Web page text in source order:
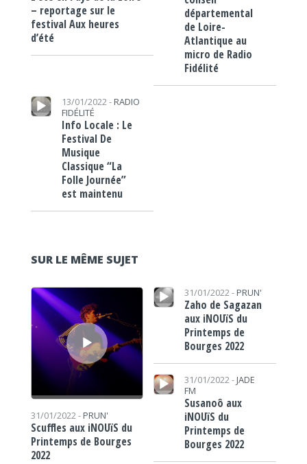
– reportage sur le
festival Aux heures
d’été
départemental
de Loire-
Atlantique au
micro de Radio
Fidélité
Lecteur audio
13/01/2022 - RADIO
FIDÉLITÉ
Info Locale : Le
Festival De
Musique
Classique “La
Folle Journée”
est maintenu
SUR LE MÊME SUJET
Lecteur audio
31/01/2022 - PRUN'
Scuffles aux iNOUïS du
Printemps de Bourges
2022
Lecteur audio 31/01/2022 - PRUN'
Zaho de Sagazan
aux iNOUïS du
Printemps de
Bourges 2022
Lecteur audio
31/01/2022 - JADE
FM
Susanoô aux
iNOUïS du
Printemps de
Bourges 2022